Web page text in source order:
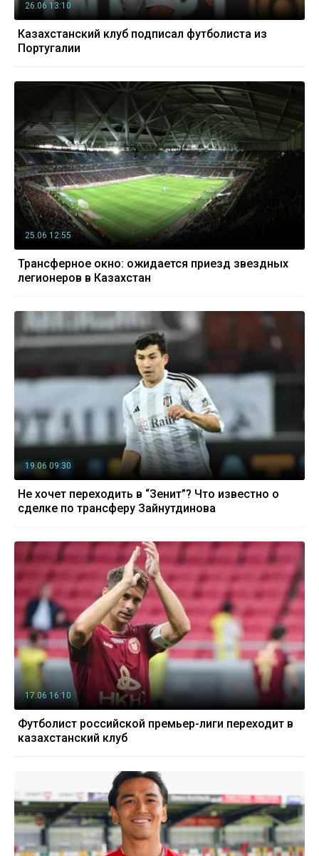
26.06 13:10
Казахстанский клуб подписал футболиста из
Португалии
25.06 12:55
Трансферное окно: ожидается приезд звездных
легионеров в Казахстан
19.06 09:30
Не хочет переходить в “Зенит”? Что известно о
сделке по трансферу Зайнутдинова
17.06 16:10
Футболист российской премьер-лиги переходит в
казахстанский клуб